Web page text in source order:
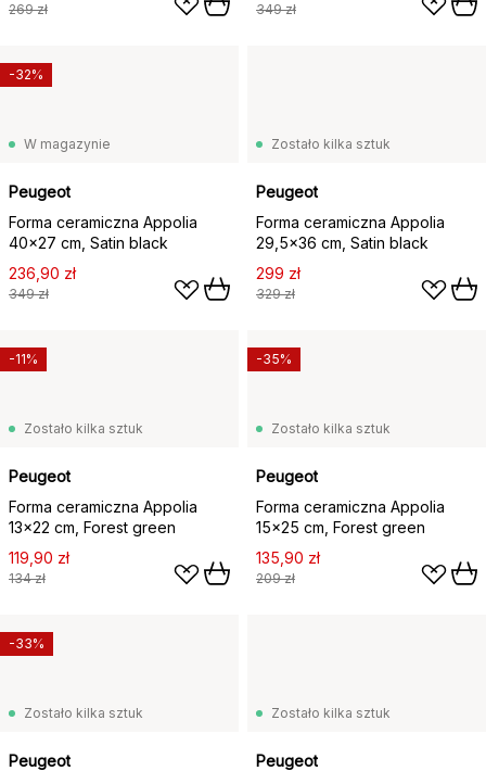
269 zł 349 zł
W magazynie
Peugeot
Forma ceramiczna Appolia
40x27 cm, Satin black
236,90 zł
349 zł
-32%
Zostało kilka sztuk
Peugeot
Forma ceramiczna Appolia
29,5x36 cm, Satin black
299 zł
329 zł
Zostało kilka sztuk
Peugeot
Forma ceramiczna Appolia
13x22 cm, Forest green
119,90 zł
134 zł
-11%
Zostało kilka sztuk
Peugeot
Forma ceramiczna Appolia
15x25 cm, Forest green
135,90 zł
209 zł
-35%
Zostało kilka sztuk
Peugeot
-33%
Zostało kilka sztuk
Peugeot